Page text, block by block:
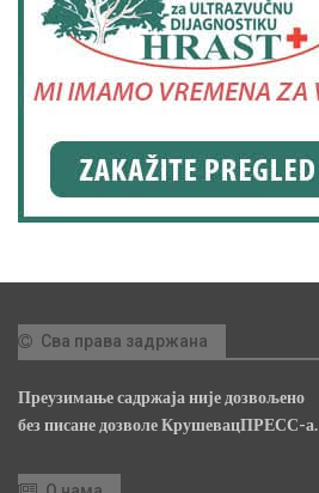
Сва права задржана
Преузимање садржаја није дозвољено
без писане дозволе КрушевацПРЕСС-а.